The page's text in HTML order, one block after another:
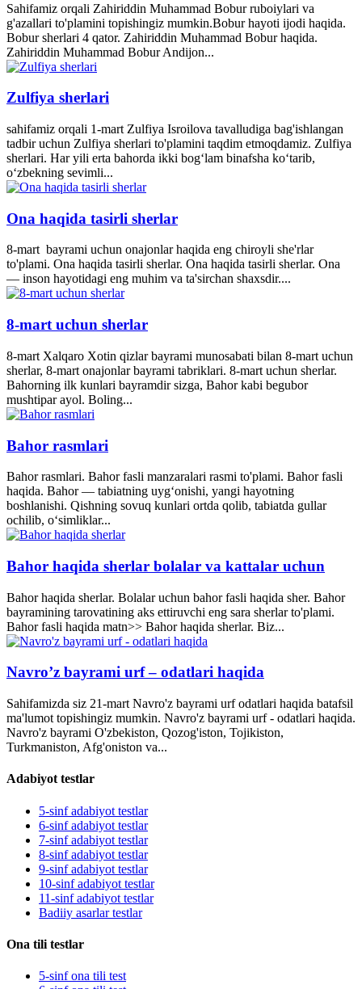
Sahifamiz orqali Zahiriddin Muhammad Bobur ruboiylari va
g'azallari to'plamini topishingiz mumkin.Bobur hayoti ijodi haqida.
Bobur sherlari 4 qator. Zahiriddin Muhammad Bobur haqida.
Zahiriddin Muhammad Bobur Andijon...
Zulfiya sherlari
sahifamiz orqali 1-mart Zulfiya Isroilova tavalludiga bag'ishlangan
tadbir uchun Zulfiya sherlari to'plamini taqdim etmoqdamiz. Zulfiya
sherlari. Har yili erta bahorda ikki bogʻlam binafsha koʻtarib,
oʻzbekning sevimli...
Ona haqida tasirli sherlar
8-mart bayrami uchun onajonlar haqida eng chiroyli she'rlar
to'plami. Ona haqida tasirli sherlar. Ona haqida tasirli sherlar. Ona
— inson hayotidagi eng muhim va ta'sirchan shaxsdir....
8-mart uchun sherlar
8-mart Xalqaro Xotin qizlar bayrami munosabati bilan 8-mart uchun
sherlar, 8-mart onajonlar bayrami tabriklari. 8-mart uchun sherlar.
Bahorning ilk kunlari bayramdir sizga, Bahor kabi begubor
mushtipar ayol. Boling...
Bahor rasmlari
Bahor rasmlari. Bahor fasli manzaralari rasmi to'plami. Bahor fasli
haqida. Bahor — tabiatning uyg‘onishi, yangi hayotning
boshlanishi. Qishning sovuq kunlari ortda qolib, tabiatda gullar
ochilib, o‘simliklar...
Bahor haqida sherlar bolalar va kattalar uchun
Bahor haqida sherlar. Bolalar uchun bahor fasli haqida sher. Bahor
bayramining tarovatining aks ettiruvchi eng sara sherlar to'plami.
Bahor fasli haqida matn>> Bahor haqida sherlar. Biz...
Navro’z bayrami urf – odatlari haqida
Sahifamizda siz 21-mart Navro'z bayrami urf odatlari haqida batafsil
ma'lumot topishingiz mumkin. Navro'z bayrami urf - odatlari haqida.
Navro'z bayrami O'zbekiston, Qozog'iston, Tojikiston,
Turkmaniston, Afg'oniston va...
Adabiyot testlar
5-sinf adabiyot testlar
6-sinf adabiyot testlar
7-sinf adabiyot testlar
8-sinf adabiyot testlar
9-sinf adabiyot testlar
10-sinf adabiyot testlar
11-sinf adabiyot testlar
Badiiy asarlar testlar
Ona tili testlar
5-sinf ona tili test